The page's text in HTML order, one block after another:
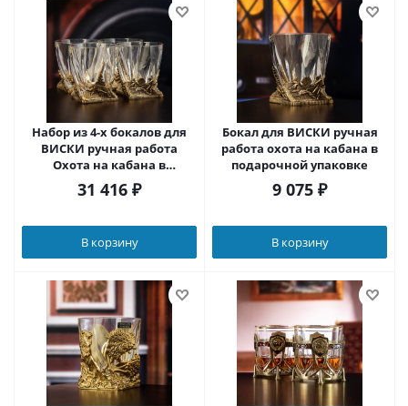
Набор из 4-х бокалов для
ВИСКИ ручная работа
Охота на кабана в
плдарочной упаковке
31 416 ₽
В корзину
Бокал для ВИСКИ ручная
работа охота на кабана в
подарочной упаковке
9 075 ₽
В корзину